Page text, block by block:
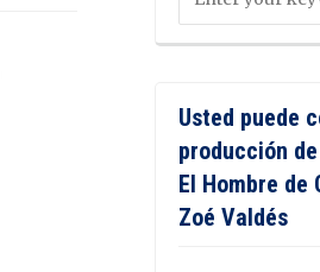
Usted puede
producción
El Hombre de
Zoé Valdés